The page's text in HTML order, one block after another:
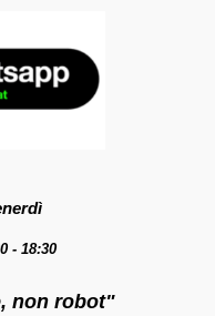
- 18:30
non robot"